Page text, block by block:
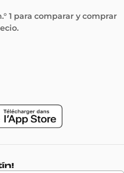
1 para comparar y comprar